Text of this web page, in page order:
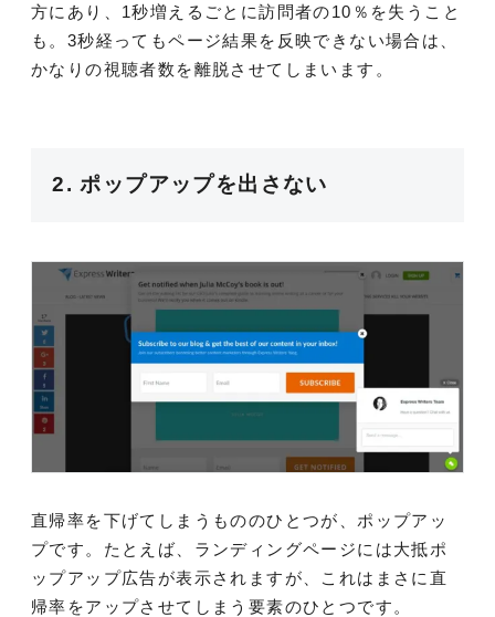
方にあり、1秒増えるごとに訪問者の10 ％を失うこと
も。 3秒経ってもページ結果を反映できない場合は、
かなりの視聴者数を離脱させてしまいます。
2. ポップアップを出さない
直帰率を下げてしまうもののひとつが、ポップアッ
プです。たとえば、ランディングページには大抵ポ
ップアップ広告が表示されますが、これはまさに直
帰率をアップさせてしまう要素のひとつです。